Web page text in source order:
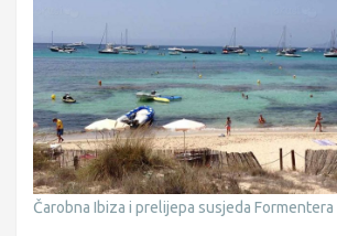
Čarobna Ibiza i prelijepa susjeda Formentera